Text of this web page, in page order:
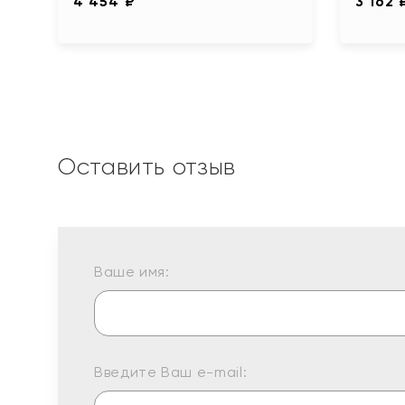
Оставить отзыв
Ваше имя:
Введите Ваш e-mail: